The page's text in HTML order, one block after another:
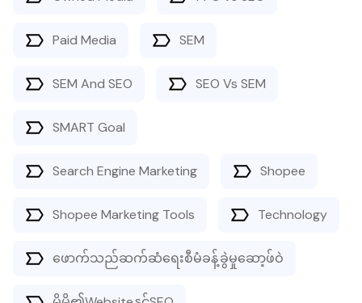
Paid Media SEM
SEM And SEO SEO Vs SEM
SMART Goal
Search Engine Marketing Shopee
Shopee Marketing Tools Technology
ဖောက်သည်ဆက်ဆံရေးစီမံခန့်ခွဲမှုဆော့ဖ်ဝဲ